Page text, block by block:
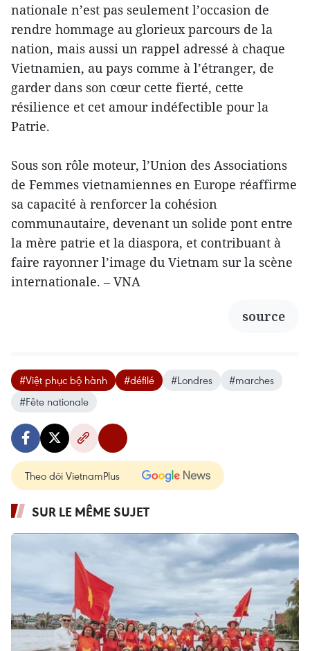
nationale n’est pas seulement l’occasion de
rendre hommage au glorieux parcours de la
nation, mais aussi un rappel adressé à chaque
Vietnamien, au pays comme à l’étranger, de
garder dans son cœur cette fierté, cette
résilience et cet amour indéfectible pour la
Patrie.
Sous son rôle moteur, l’Union des Associations
de Femmes vietnamiennes en Europe réaffirme
sa capacité à renforcer la cohésion
communautaire, devenant un solide pont entre
la mère patrie et la diaspora, et contribuant à
faire rayonner l’image du Vietnam sur la scène
internationale. – VNA
source
#Việt phục bộ hành #défilé #Londres
#marches
#Fête nationale
Theo dõi VietnamPlus
SUR LE MÊME SUJET